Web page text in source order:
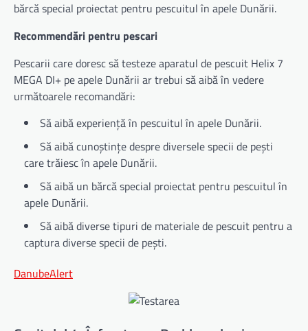
bărcă special proiectat pentru pescuitul în apele Dunării.
Recommendări pentru pescari
Pescarii care doresc să testeze aparatul de pescuit Helix 7
MEGA DI+ pe apele Dunării ar trebui să aibă în vedere
următoarele recomandări:
Să aibă experiență în pescuitul în apele Dunării.
Să aibă cunoștințe despre diversele specii de pești
care trăiesc în apele Dunării.
Să aibă un bărcă special proiectat pentru pescuitul în
apele Dunării.
Să aibă diverse tipuri de materiale de pescuit pentru a
captura diverse specii de pești.
DanubeAlert